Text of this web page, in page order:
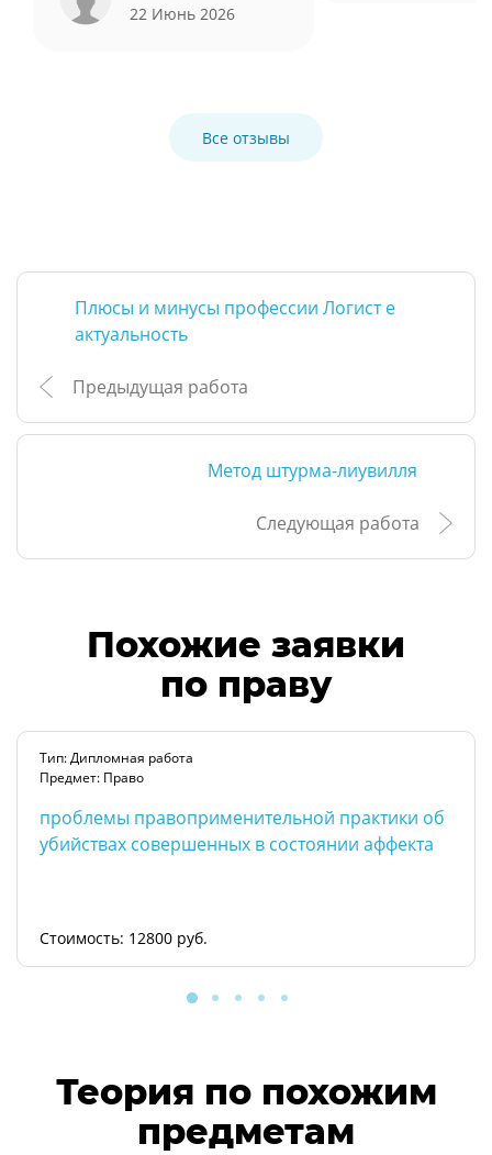
22 Июнь 2026
Все отзывы
Плюсы и минусы профессии Логист е
актуальность
Предыдущая работа
Метод штурма-лиувилля
Следующая работа
Похожие заявки
по праву
Тип: Дипломная работа
Предмет: Право
проблемы правоприменительной практики об
убийствах совершенных в состоянии аффекта
Стоимость: 12800 руб.
Теория по похожим
предметам